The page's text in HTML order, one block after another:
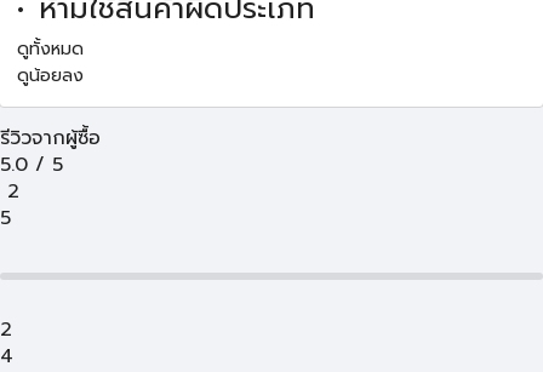
ดูทั้งหมด
ดูน้อยลง
รีวิวจากผู้ซื้อ
5.0 / 5
2
5
2
4